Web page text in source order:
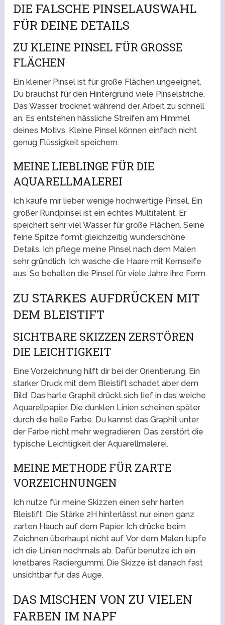
DIE FALSCHE PINSELAUSWAHL
FÜR DEINE DETAILS
ZU KLEINE PINSEL FÜR GROSSE F
LÄCHEN
Ein kleiner Pinsel ist für große Flächen ungeeignet.
Du brauchst für den Hintergrund viele Pinselstriche.
Das Wasser trocknet während der Arbeit zu schnell
an. Es entstehen hässliche Streifen am Himmel
deines Motivs. Kleine Pinsel können einfach nicht
genug Flüssigkeit speichern.
MEINE LIEBLINGE FÜR DIE
AQUARELLMALEREI
Ich kaufe mir lieber wenige hochwertige Pinsel. Ein
großer Rundpinsel ist ein echtes Multitalent. Er
speichert sehr viel Wasser für große Flächen. Seine
feine Spitze formt gleichzeitig wunderschöne
Details. Ich pflege meine Pinsel nach dem Malen
sehr gründlich. Ich wasche die Haare mit Kernseife
aus. So behalten die Pinsel für viele Jahre ihre Form.
ZU STARKES AUFDRÜCKEN MIT
DEM BLEISTIFT
SICHTBARE SKIZZEN ZERSTÖREN
DIE LEICHTIGKEIT
Eine Vorzeichnung hilft dir bei der Orientierung. Ein
starker Druck mit dem Bleistift schadet aber dem
Bild. Das harte Graphit drückt sich tief in das weiche
Aquarellpapier. Die dunklen Linien scheinen später
durch die helle Farbe. Du kannst das Graphit unter
der Farbe nicht mehr wegradieren. Das zerstört die
typische Leichtigkeit der Aquarellmalerei.
MEINE METHODE FÜR ZARTE
VORZEICHNUNGEN
Ich nutze für meine Skizzen einen sehr harten
Bleistift. Die Stärke 2H hinterlässt nur einen ganz
zarten Hauch auf dem Papier. Ich drücke beim
Zeichnen überhaupt nicht auf. Vor dem Malen tupfe
ich die Linien nochmals ab. Dafür benutze ich ein
knetbares Radiergummi. Die Skizze ist danach fast
unsichtbar für das Auge.
DAS MISCHEN VON ZU VIELEN
FARBEN IM NAPF